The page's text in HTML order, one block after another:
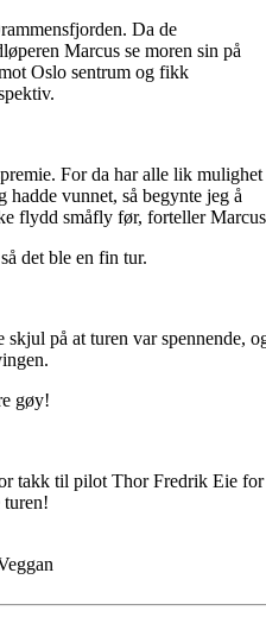
Da de
Marcus se moren sin på
Oslo sentrum og fikk
For da har alle lik mulighet
vunnet, så begynte jeg å
flydd småfly før, forteller
det ble en fin tur.
på at turen var spennende,
gøy!
takk til pilot Thor Fredrik Eie for
turen!